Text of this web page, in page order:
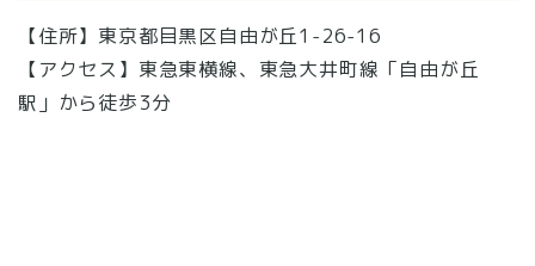
【住所】東京都目黒区自由が丘1-26-16
【アクセス】東急東横線、東急大井町線「自由が丘
駅」から徒歩3分